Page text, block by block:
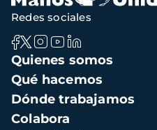
Navegación
principal
Quienes somos
Qué hacemos
Dónde trabajamos
Colabora
Redes sociales